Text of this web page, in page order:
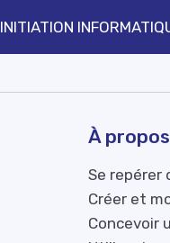
INITIATION
À
Se repérer
Créer et
Concevoir